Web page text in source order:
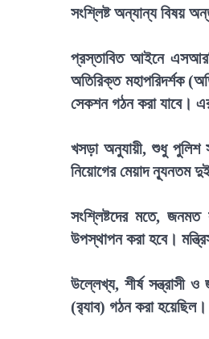
সংশ্লিষ্ট অন্যান্য বিষয়
প্রস্তাবিত আইনে
অতিরিক্ত মহাপরিদর্শক
সেকশন গঠন করা যাবে।
খসড়া অনুযায়ী, শুধু পুলিশ
নিয়োগের মেয়াদ ন্যূনতম
সংশ্লিষ্টদের মতে,
উপস্থাপন করা হবে।
উল্লেখ্য, শীর্ষ সন্ত্রাসী ও
(র‍্যাব) গঠন করা হয়েছিল।